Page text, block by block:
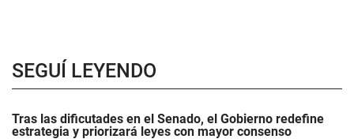
SEGUÍ LEYENDO
Tras las dificutades en el Senado, el Gobierno redefine
estrategia y priorizará leyes con mayor consenso